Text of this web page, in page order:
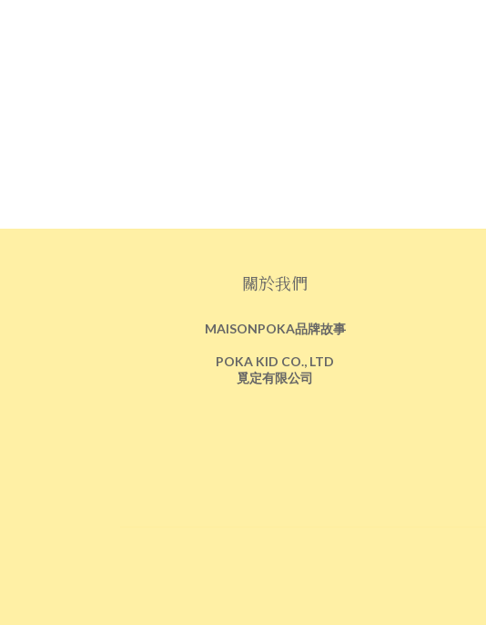
關於我們
MAISONPOKA品牌故事
POKA KID CO., LTD
覓定有限公司